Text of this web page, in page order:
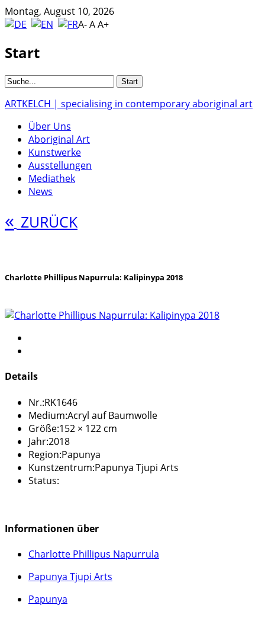
Montag, August 10, 2026
A-AA+
Start
ARTKELCH | specialising in contemporary aboriginal art
Über Uns
Aboriginal Art
Kunstwerke
Ausstellungen
Mediathek
News
« ZURÜCK
Charlotte Phillipus Napurrula: Kalipinypa 2018
Details
Nr.:RK1646
Medium:Acryl auf Baumwolle
Größe:152 × 122 cm
Jahr:2018
Region:Papunya
Kunstzentrum:Papunya Tjupi Arts
Status:
Informationen über
Charlotte Phillipus Napurrula
Papunya Tjupi Arts
Papunya